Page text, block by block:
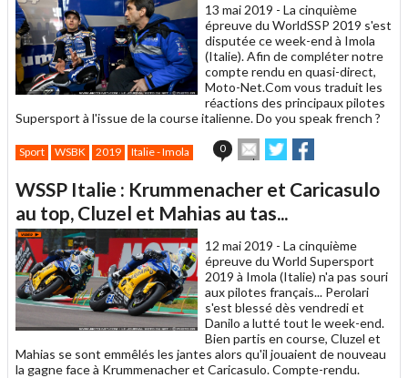
13 mai 2019 - La cinquième
épreuve du WorldSSP 2019 s'est
disputée ce week-end à Imola
(Italie). Afin de compléter notre
compte rendu en quasi-direct,
Moto-Net.Com vous traduit les
réactions des principaux pilotes
Supersport à l'issue de la course italienne. Do you speak french ?
Sport WSBK 2019 Italie - Imola 0
Envoyer
cet
à
un
ami
Partager
sur sur
WSSP Italie : Krummenacher et Caricasulo
au top, Cluzel et Mahias au tas...
12 mai 2019 - La cinquième
épreuve du World Supersport
2019 à Imola (Italie) n'a pas souri
aux pilotes français... Perolari
s'est blessé dès vendredi et
Danilo a lutté tout le week-end.
Bien partis en course, Cluzel et
Mahias se sont emmêlés les jantes alors qu'il jouaient de nouveau
la gagne face à Krummenacher et Caricasulo. Compte-rendu.